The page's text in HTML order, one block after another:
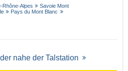
Rhône-Alpes
Savoie Mont
Pays du Mont Blanc
nahe der Talstation